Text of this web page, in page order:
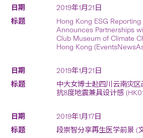
2019年1月21日
Hong Kong ESG
Announces Partnerships
Club Museum of Climate
Hong Kong
2019年1月21日
中大女博士赴四川云南灾
抗8度地震兼具设计感
2019年1月17日
段崇智分享再生医学前景 (